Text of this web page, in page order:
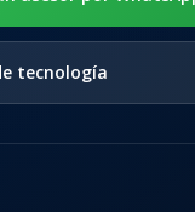
tecnología